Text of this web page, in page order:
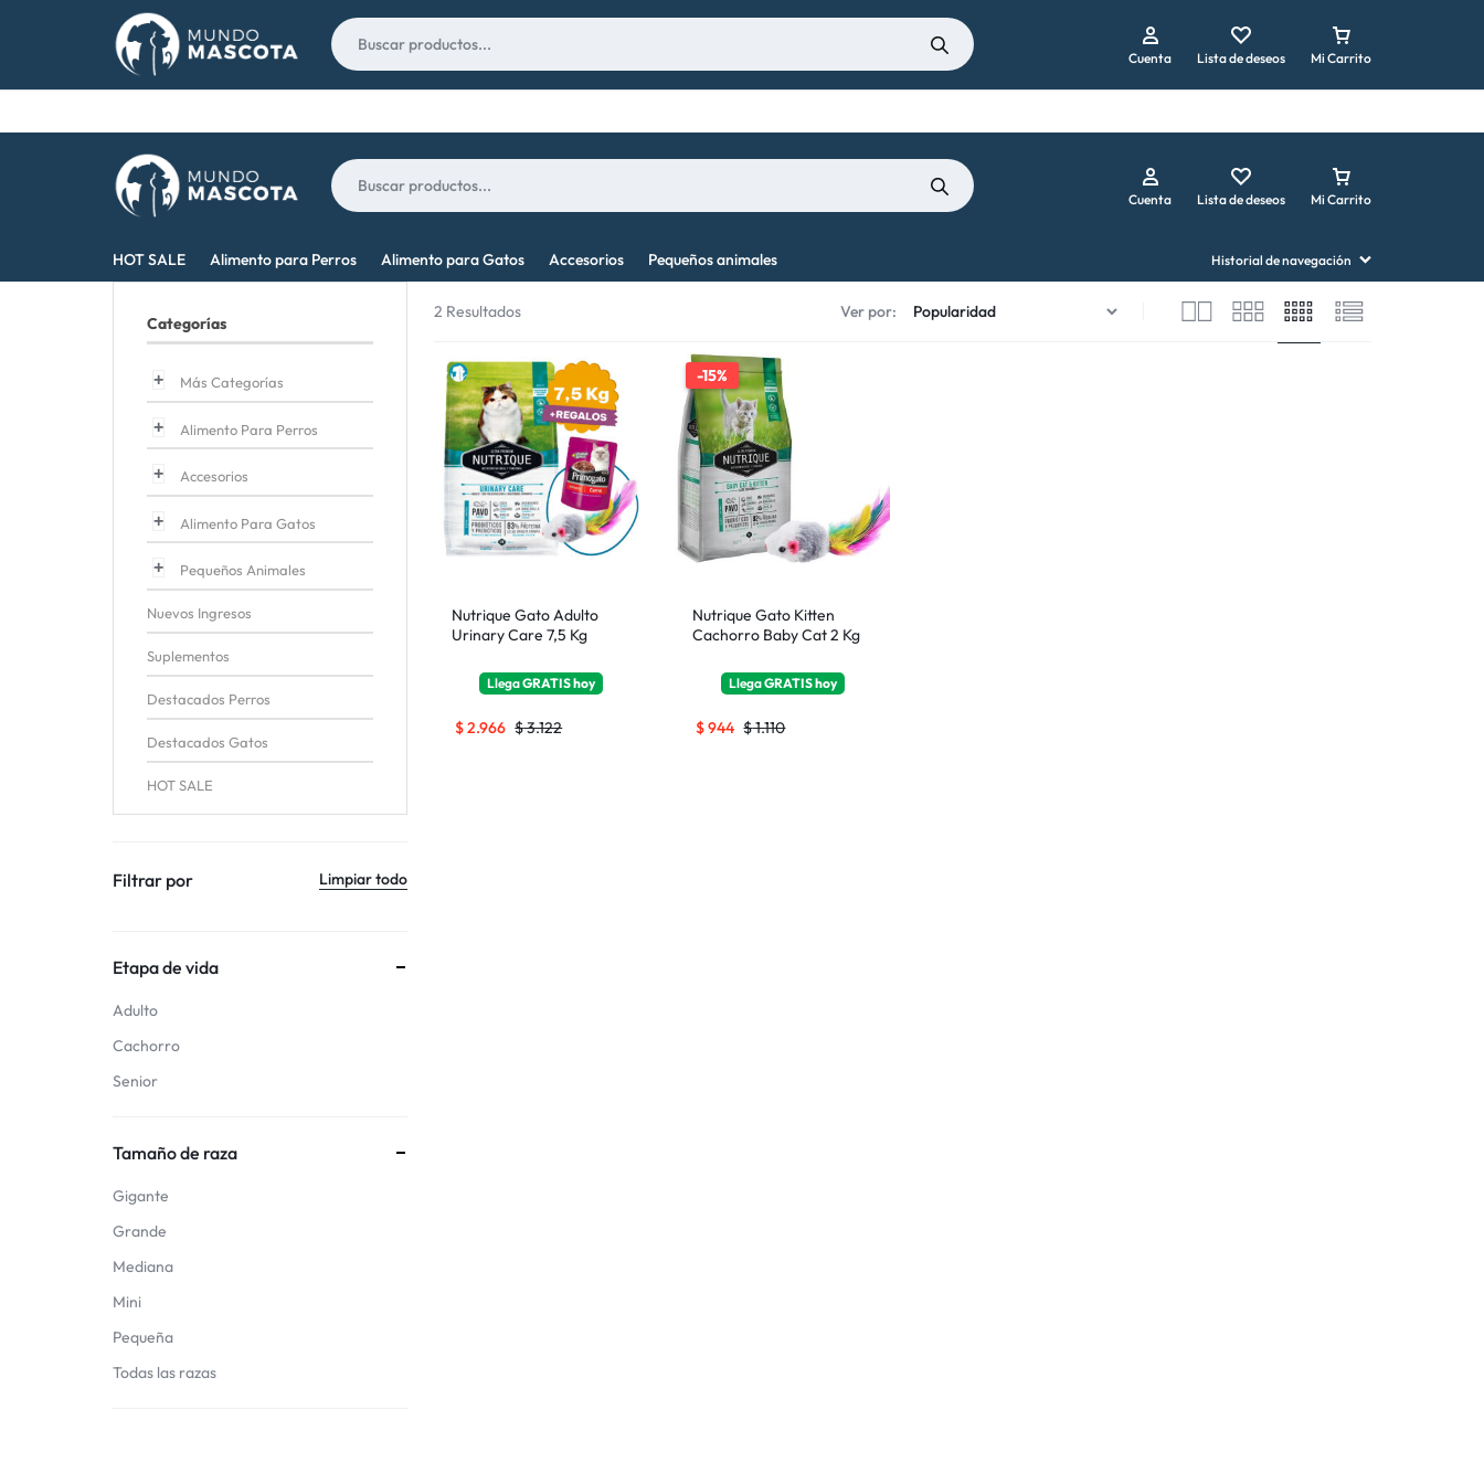
Nosotros
MASCOTA
MEJOR
PARA
TU
MASCOTA
Cuenta Lista de deseos Mi Carrito
HOT SALE Alimento para Perros Alimento para Gatos Accesorios Pequeños animales Historial de navegación
Cuenta Lista de deseos Mi Carrito
2 Resultados Ver por:
Nutrique Gato Adulto
Urinary Care 7,5 Kg
LlegaGRATIShoy
$3.122
$2.966
-15%
Nutrique Gato Kitten
Cachorro Baby Cat 2 Kg
LlegaGRATIShoy
$1.110
$944
Categorías
Más Categorías
Alimento Para Perros
Accesorios
Alimento Para Gatos
Pequeños Animales
Nuevos Ingresos
Suplementos
Destacados Perros
Destacados Gatos
HOT SALE
Filtrar por Limpiar todo
Etapa de vida
Adulto
Cachorro
Senior
Tamaño de raza
Gigante
Grande
Mediana
Mini
Pequeña
Todas las razas